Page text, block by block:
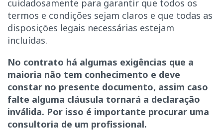
cuidadosamente para garantir que todos os
termos e condições sejam claros e que todas as
disposições legais necessárias estejam
incluídas.
No contrato há algumas exigências que a
maioria não tem conhecimento e deve
constar no presente documento, assim caso
falte alguma cláusula tornará a declaração
inválida. Por isso é importante procurar uma
consultoria de um profissional.